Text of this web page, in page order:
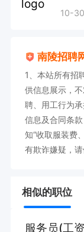
10-
南陵招聘
1、本站所有招
供信息展示，
聘、用工行为
信息及合同条
知“收取服装费
有欺诈嫌疑，请
相似的职位
服务员(工